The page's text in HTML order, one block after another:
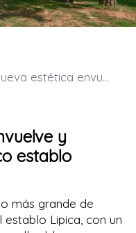
envuelve y transforma un histórico establo esloveno
y
establo
más grande de
Lipica, con un